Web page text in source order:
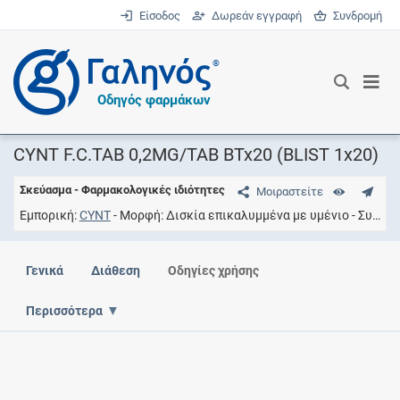
Είσοδος Δωρεάν εγγραφή Συνδρομή
®
Οδηγός φαρμάκων
CYNT F.C.TAB 0,2MG/TAB BTx20 (BLIST 1x20)
Μοιραστείτε
Σκεύασμα - Φαρμακολογικές ιδιότητες
Εμπορική CYNT Μορφή Δισκία επικαλυμμένα με υμένιο Συγκέντρωση
Γενικά Διάθεση Οδηγίες χρήσης
Περισσότερα